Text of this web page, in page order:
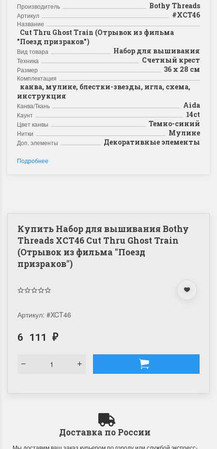
Производитель Bothy Threads
Артикул #XCT46
Название
Cut Thru Ghost Train (Отрывок из фильма
"Поезд призраков")
Вид товара Набор для вышивания
Техника Счетный крест
Размер 36 х 28 см
Комплектация
канва, мулине, блестки-звезды, игла, схема,
инструкция
Канва/Ткань Aida
Каунт 14ct
Цвет канвы Темно-синий
Нитки Мулине
Доп. элементы Декоративные элементы
Подробнее
Купить Набор для вышивания Bothy
Threads XCT46 Cut Thru Ghost Train
(Отрывок из фильма "Поезд
призраков")
Артикул: #XCT46
6 111 ₽
Доставка по России
Мы доставим ваш заказ курьером по городу или службой экспресс-